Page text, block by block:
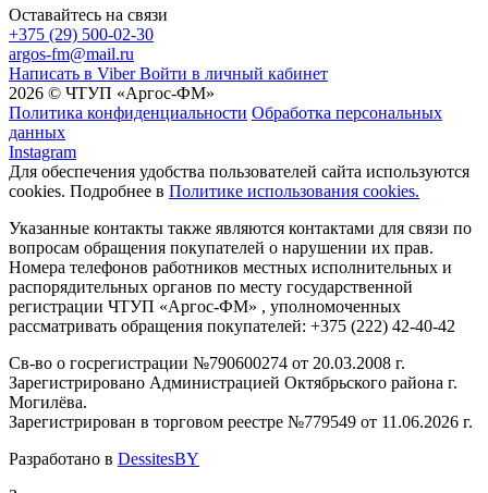
Оставайтесь на связи
+375 (29) 500-02-30
argos-fm@mail.ru
Написать в Viber Войти в личный кабинет
2026 © ЧТУП «Аргос-ФМ»
Политика конфиденциальности Обработка персональных
данных
Instagram
Для обеспечения удобства пользователей сайта используются
cookies. Подробнее в Политике использования cookies.
Указанные контакты также являются контактами для связи по
вопросам обращения покупателей о нарушении их прав.
Номера телефонов работников местных исполнительных и
распорядительных органов по месту государственной
регистрации ЧТУП «Аргос-ФМ» , уполномоченных
рассматривать обращения покупателей: +375 (222) 42-40-42
Св-во о госрегистрации №790600274 от 20.03.2008 г.
Зарегистрировано Администрацией Октябрьского района г.
Могилёва.
Зарегистрирован в торговом реестре №779549 от 11.06.2026 г.
Разработано в DessitesBY